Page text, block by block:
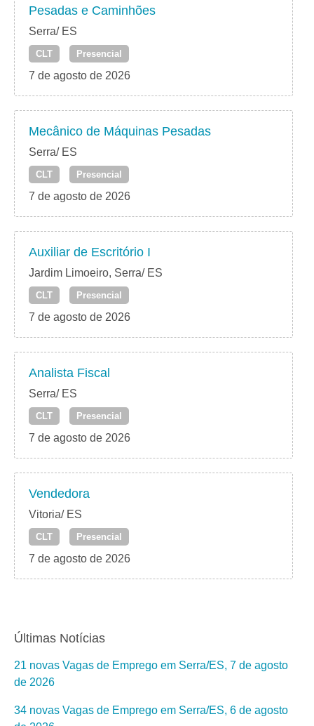
Pesadas e Caminhões
Serra/ ES
CLT Presencial
7 de agosto de 2026
Mecânico de Máquinas Pesadas
Serra/ ES
CLT Presencial
7 de agosto de 2026
Auxiliar de Escritório I
Jardim Limoeiro, Serra/ ES
CLT Presencial
7 de agosto de 2026
Analista Fiscal
Serra/ ES
CLT Presencial
7 de agosto de 2026
Vendedora
Vitoria/ ES
CLT Presencial
7 de agosto de 2026
Últimas Notícias
21 novas Vagas de Emprego em Serra/ES, 7 de agosto
de 2026
34 novas Vagas de Emprego em Serra/ES, 6 de agosto